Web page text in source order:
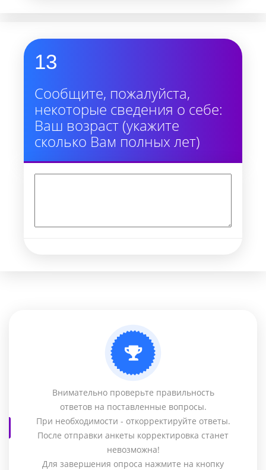
13
Сообщите, пожалуйста,
некоторые сведения о себе:
Ваш возраст (укажите
сколько Вам полных лет)
Внимательно проверьте правильность
ответов на поставленные вопросы.
При необходимости - откорректируйте ответы.
После отправки анкеты корректировка станет
невозможна!
Для завершения опроса нажмите на кнопку